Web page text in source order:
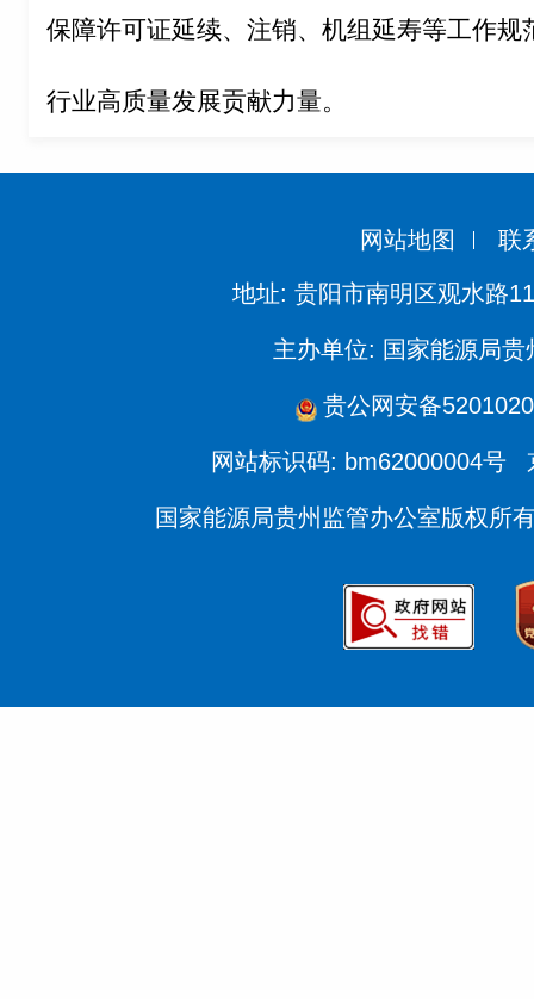
保障许可证延续、注销、机组延寿等工作
行业高质量发展贡献力量。
网站地图 联
地址: 贵阳市南明区观水路
主办单位: 国家能源局贵
贵公网安备
网站标识码: bm62000004号
国家能源局贵州监管办公室版权所